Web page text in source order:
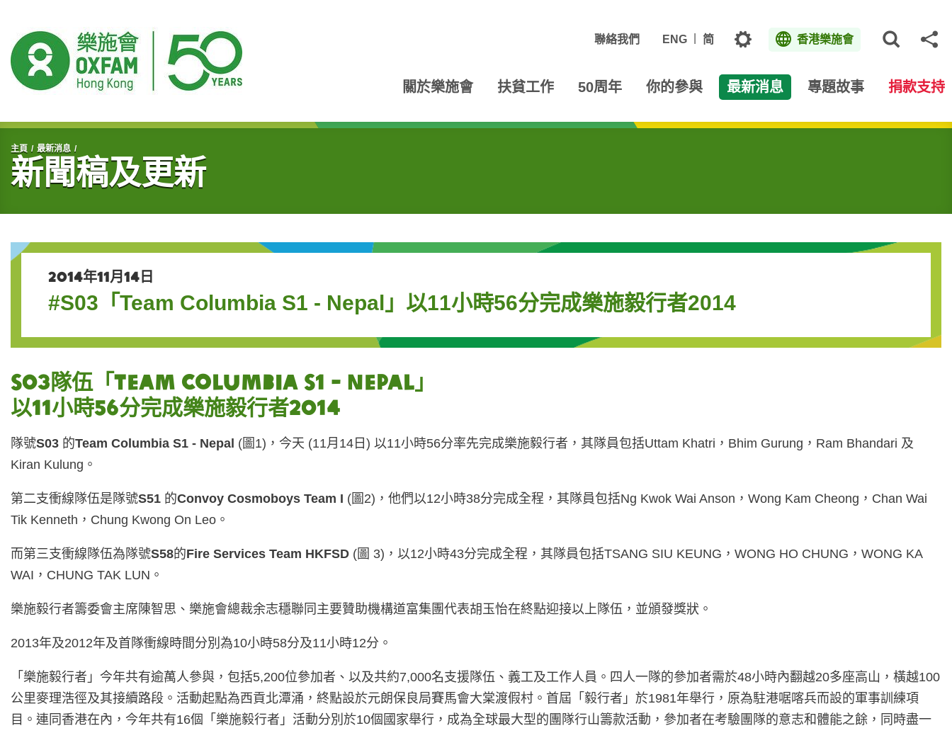
聯絡我們 ENG 简 主題 香港樂施會
關於樂施會 扶貧工作 50周年 你的參與 最新消息 專題故事 捐款支持
開始主要內容
主頁 最新消息
新聞稿及更新
2014年11月14日
#S03「Team Columbia S1 - Nepal」以11小時56分完成樂施毅行者2014
S03隊伍「Team Columbia S1 - Nepal」
以11小時56分完成樂施毅行者2014
隊號S03 的Team Columbia S1 - Nepal (圖1)，今天 (11月14日) 以11小時56分率先完成樂施毅行者，其隊員包括Uttam Khatri，Bhim Gurung，Ram Bhandari 及
Kiran Kulung。
第二支衝線隊伍是隊號S51 的Convoy Cosmoboys Team I (圖2)，他們以12小時38分完成全程，其隊員包括Ng Kwok Wai Anson，Wong Kam Cheong，Chan Wai
Tik Kenneth，Chung Kwong On Leo。
而第三支衝線隊伍為隊號S58的Fire Services Team HKFSD (圖 3)，以12小時43分完成全程，其隊員包括TSANG SIU KEUNG，WONG HO CHUNG，WONG KA
WAI，CHUNG TAK LUN。
樂施毅行者籌委會主席陳智思、樂施會總裁余志穩聯同主要贊助機構道富集團代表胡玉怡在終點迎接以上隊伍，並頒發獎狀。
2013年及2012年及首隊衝線時間分別為10小時58分及11小時12分。
「樂施毅行者」今年共有逾萬人參與，包括5,200位參加者、以及共約7,000名支援隊伍、義工及工作人員。四人一隊的參加者需於48小時內翻越20多座高山，橫越100
公里麥理浩徑及其接續路段。活動起點為西貢北潭涌，終點設於元朗保良局賽馬會大棠渡假村。首屆「毅行者」於1981年舉行，原為駐港啹喀兵而設的軍事訓練項
目。連同香港在內，今年共有16個「樂施毅行者」活動分別於10個國家舉行，成為全球最大型的團隊行山籌款活動，參加者在考驗團隊的意志和體能之餘，同時盡一